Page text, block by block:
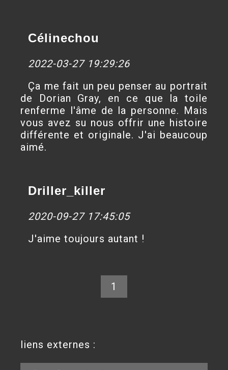
Célinechou
2022-03-27 19:29:26
Ça me fait un peu penser au portrait
de Dorian Gray, en ce que la toile
renferme l'âme de la personne. Mais
vous avez su nous offrir une histoire
différente et originale. J'ai beaucoup
aimé.
Driller_killer
2020-09-27 17:45:05
J'aime toujours autant !
1
liens externes :